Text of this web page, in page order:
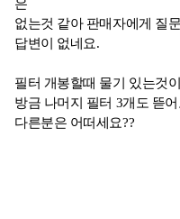
은
없는것 같아 판매자에게 질
답변이 없네요.
필터 개봉할때 물기 있는것
방금 나머지 필터 3개도 뜯
다른분은 어떠세요??